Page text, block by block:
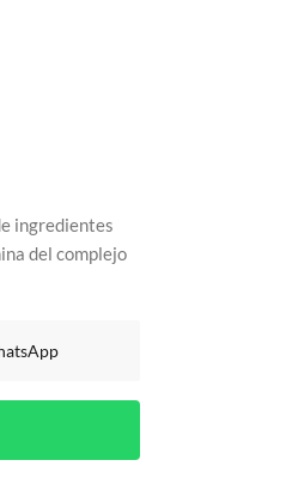
ingredientes
del complejo